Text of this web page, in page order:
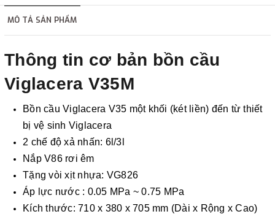
2. Thanh toán trực tiếp tại :
- Showroom Thanh HươngĐịa chỉ : 23 phố Cát Linh,
phường Cát Linh, quận Đống Đa, Hà Nội.
3. Chuyển khoản qua ngân hàng
- Nếu địa điểm giao hàng khác với địa điểm thanh toán
hoặc với những đơn đặt hàng ngoài nội thành Hà Nội.
Chúng tôi sẽ thu tiền trước 100% giá trị hàng + phí vận
chuyển theo cước phí tính trong chính sách vận chuyển
MÔ TẢ SẢN PHẨM
Thông tin cơ bản bồn cầu
Viglacera V35M
Bồn cầu Viglacera V35 một khối (két liền) đến từ thiết
bị vệ sinh Viglacera
2 chế độ xả nhấn: 6l/3l
Nắp V86 rơi êm
Tặng vòi xịt nhựa: VG826
Áp lực nước : 0.05 MPa ~ 0.75 MPa
Kích thước: 710 x 380 x 705 mm (Dài x Rộng x Cao)